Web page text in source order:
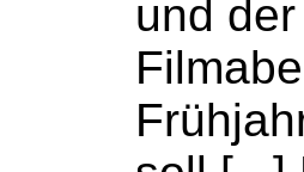
und